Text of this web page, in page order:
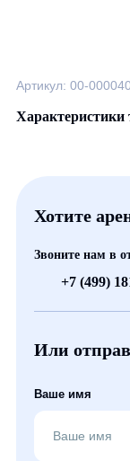
Артикул: 00-
Характеристики
Хотите
Звоните нам в
+7 (499)
Или
Ваше имя